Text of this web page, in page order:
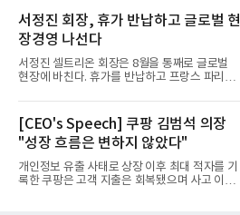
서정진 회장, 휴가 반납하고 글로벌 현
장경영 나선다
서정진 셀트리온 회장은 8월을 통째로 글로벌
현장에 바친다. 휴가를 반납하고 프랑스 파리에
[CEO's Speech] 쿠팡 김범석 의장
"성장 흐름은 변하지 않았다"
개인정보 유출 사태로 상장 이후 최대 적자를 기
록한 쿠팡은 고객 지출은 회복됐으며 사고 이전